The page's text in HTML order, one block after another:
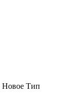
Новое Тип